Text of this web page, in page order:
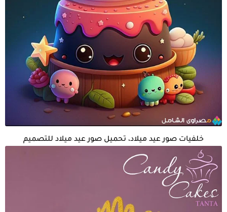
خلفيات صور عيد ميلاد، تحميل صور عيد ميلاد للتصميم